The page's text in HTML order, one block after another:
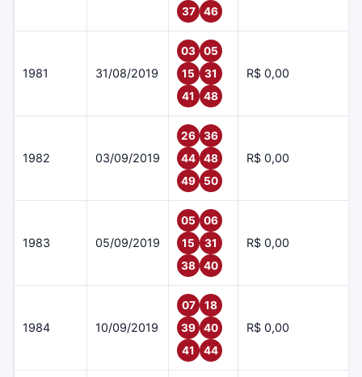
37
46
1981 31/08/2019
03
05
15
31
41
48
R$ 0,00
1982 03/09/2019
26
36
44
48
49
50
R$ 0,00
1983 05/09/2019
05
06
15
31
38
40
R$ 0,00
1984 10/09/2019
07
18
39
40
41
44
R$ 0,00